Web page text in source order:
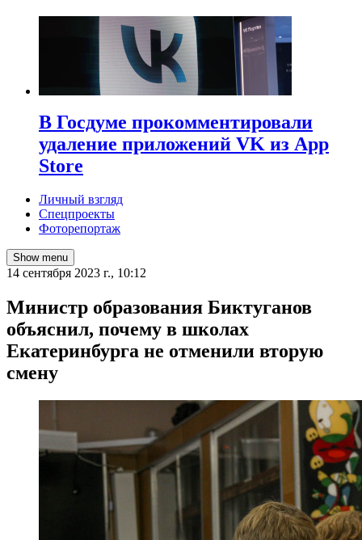
В Госдуме прокомментировали
удаление приложений VK из App
Store
Личный взгляд
Спецпроекты
Фоторепортаж
Show menu
14 сентября 2023 г., 10:12
Министр образования Биктуганов
объяснил, почему в школах
Екатеринбурга не отменили вторую
смену